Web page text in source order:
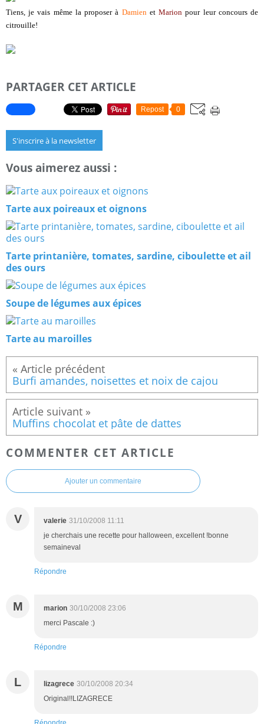
Tiens, je vais même la proposer à Damien etMarion pour leur concours de
citrouille!
PARTAGER CET ARTICLE
Repost 0
S'inscrire à la newsletter
Vous aimerez aussi :
Tarte aux poireaux et oignons
Tarte printanière, tomates, sardine, ciboulette et ail
des ours
Soupe de légumes aux épices
Tarte au maroilles
Burfi amandes, noisettes et noix de cajou
Muffins chocolat et pâte de dattes
COMMENTER CET ARTICLE
Ajouter un commentaire
V valerie 31/10/2008 11:11
je cherchais une recette pour halloween, excellent !bonne
semaineval
Répondre
M marion 30/10/2008 23:06
merci Pascale :)
Répondre
L lizagrece 30/10/2008 20:34
Original!!LIZAGRECE